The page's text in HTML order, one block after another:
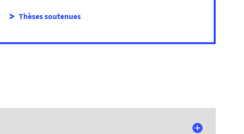
Thèses soutenues